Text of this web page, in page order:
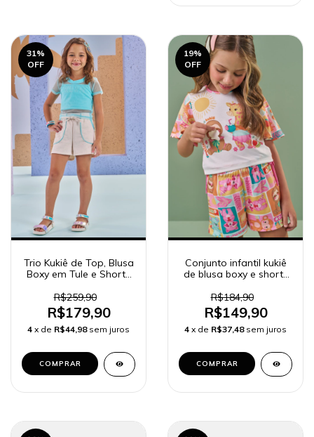
31%
OFF
Trio Kukiê de Top, Blusa
Boxy em Tule e Shorts
R$259,90
R$179,90
4 x de R$44,98 sem juros
COMPRAR
19%
OFF
Conjunto infantil kukiê
de blusa boxy e shorts
R$184,90
R$149,90
4 x de R$37,48 sem juros
COMPRAR